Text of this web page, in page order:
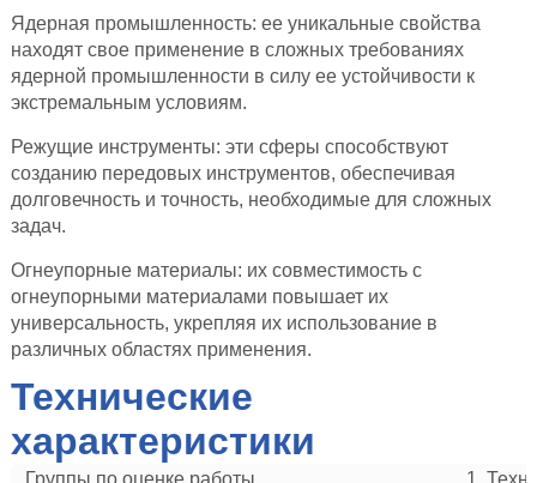
Ядерная промышленность: ее уникальные свойства
находят свое применение в сложных требованиях
ядерной промышленности в силу ее устойчивости к
экстремальным условиям.
Режущие инструменты: эти сферы способствуют
созданию передовых инструментов, обеспечивая
долговечность и точность, необходимые для сложных
задач.
Огнеупорные материалы: их совместимость с
огнеупорными материалами повышает их
универсальность, укрепляя их использование в
различных областях применения.
Технические
характеристики
Группы по оценке работы 1.